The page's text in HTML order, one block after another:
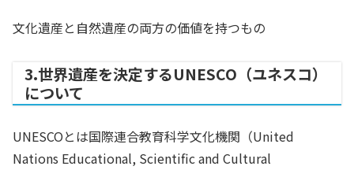
文化遺産と自然遺産の両方の価値を持つもの
3.世界遺産を決定するUNESCO（ユネスコ）
について
UNESCOとは国際連合教育科学文化機関（United
Nations Educational, Scientific and Cultural